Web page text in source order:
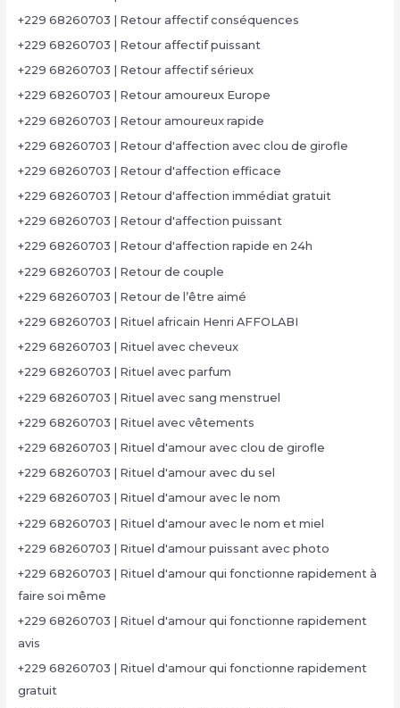
+229 68260703 | Retour affectif conséquences
+229 68260703 | Retour affectif puissant
+229 68260703 | Retour affectif sérieux
+229 68260703 | Retour amoureux Europe
+229 68260703 | Retour amoureux rapide
+229 68260703 | Retour d'affection avec clou de girofle
+229 68260703 | Retour d'affection efficace
+229 68260703 | Retour d'affection immédiat gratuit
+229 68260703 | Retour d'affection puissant
+229 68260703 | Retour d'affection rapide en 24h
+229 68260703 | Retour de couple
+229 68260703 | Retour de l’être aimé
+229 68260703 | Rituel africain Henri AFFOLABI
+229 68260703 | Rituel avec cheveux
+229 68260703 | Rituel avec parfum
+229 68260703 | Rituel avec sang menstruel
+229 68260703 | Rituel avec vêtements
+229 68260703 | Rituel d'amour avec clou de girofle
+229 68260703 | Rituel d'amour avec du sel
+229 68260703 | Rituel d'amour avec le nom
+229 68260703 | Rituel d'amour avec le nom et miel
+229 68260703 | Rituel d'amour puissant avec photo
+229 68260703 | Rituel d'amour qui fonctionne rapidement à
faire soi même
+229 68260703 | Rituel d'amour qui fonctionne rapidement
avis
+229 68260703 | Rituel d'amour qui fonctionne rapidement
gratuit